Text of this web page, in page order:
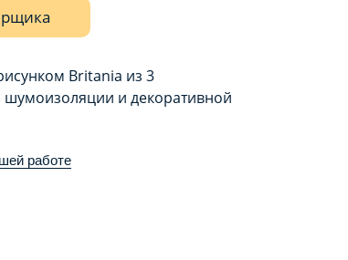
Britania из 3
шумоизоляции и декоративной
работе